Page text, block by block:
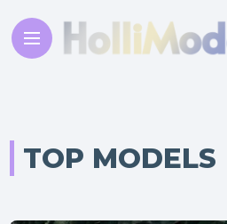
TOP MODELS